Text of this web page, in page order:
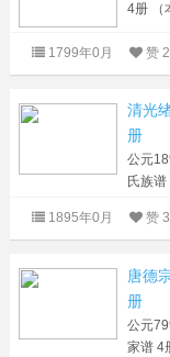
4册 （
1799年0月 赞
清光
册
公元
氏族
1895年0月 赞
唐德
册
公元
家谱 4